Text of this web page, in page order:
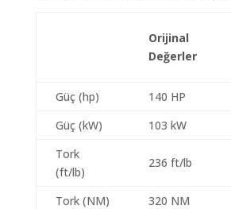
Orijinal
Değerler
Güç (hp) 140 HP
Güç (kW)
103 kW
Tork
(ft/lb)
236 ft/lb
Tork (NM) 320 NM